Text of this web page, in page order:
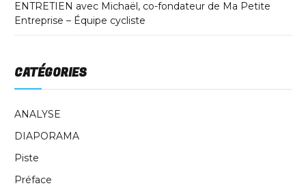
ENTRETIEN avec Michaël, co-fondateur de Ma Petite
Entreprise – Équipe cycliste
CATÉGORIES
ANALYSE
DIAPORAMA
Piste
Préface